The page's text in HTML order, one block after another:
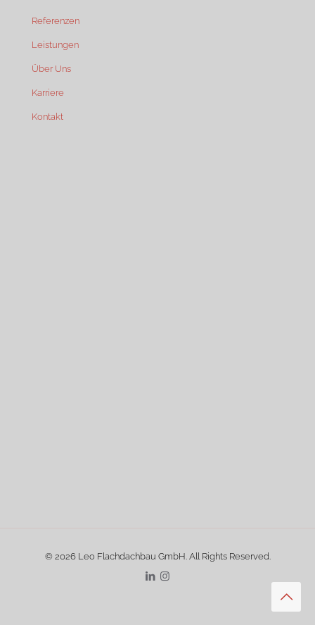
Referenzen
Leistungen
Über Uns
Karriere
Kontakt
© 2026 Leo Flachdachbau GmbH. All Rights Reserved.